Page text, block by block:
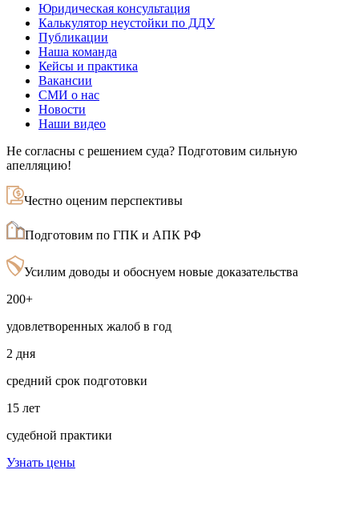
Юридическая консультация
Калькулятор неустойки по ДДУ
Публикации
Наша команда
Кейсы и практика
Вакансии
СМИ о нас
Новости
Наши видео
Не согласны с решением суда? Подготовим сильную
апелляцию!
Честно оценим перспективы
Подготовим по ГПК и АПК РФ
Усилим доводы и обоснуем новые доказательства
200+
удовлетворенных жалоб в год
2 дня
средний срок подготовки
15 лет
судебной практики
Узнать цены